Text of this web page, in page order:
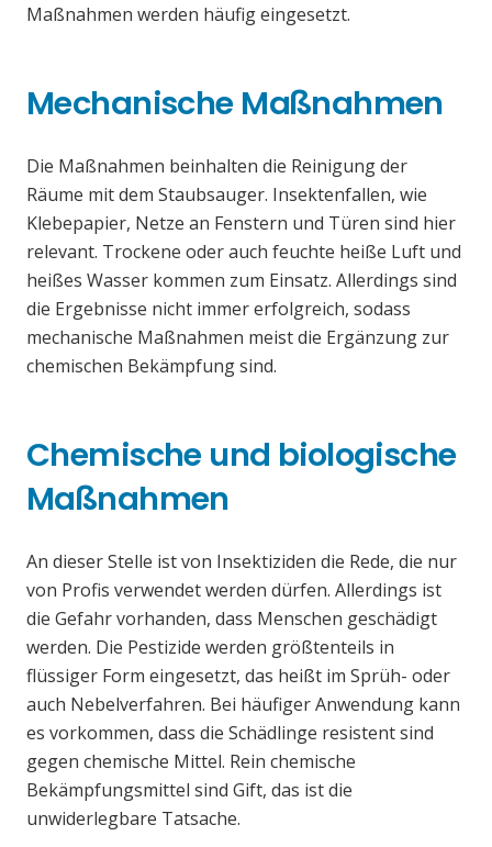
Maßnahmen werden häufig eingesetzt.
Mechanische Maßnahmen
Die Maßnahmen beinhalten die Reinigung der
Räume mit dem Staubsauger. Insektenfallen, wie
Klebepapier, Netze an Fenstern und Türen sind hier
relevant. Trockene oder auch feuchte heiße Luft und
heißes Wasser kommen zum Einsatz. Allerdings sind
die Ergebnisse nicht immer erfolgreich, sodass
mechanische Maßnahmen meist die Ergänzung zur
chemischen Bekämpfung sind.
Chemische und biologische
Maßnahmen
An dieser Stelle ist von Insektiziden die Rede, die nur
von Profis verwendet werden dürfen. Allerdings ist
die Gefahr vorhanden, dass Menschen geschädigt
werden. Die Pestizide werden größtenteils in
flüssiger Form eingesetzt, das heißt im Sprüh- oder
auch Nebelverfahren. Bei häufiger Anwendung kann
es vorkommen, dass die Schädlinge resistent sind
gegen chemische Mittel. Rein chemische
Bekämpfungsmittel sind Gift, das ist die
unwiderlegbare Tatsache.